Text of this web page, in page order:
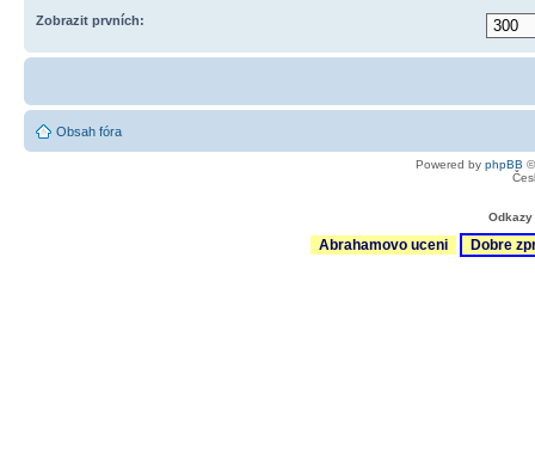
Zobrazit prvních:
Obsah fóra
Powered by phpBB
Abrahamovo uceni Dobre